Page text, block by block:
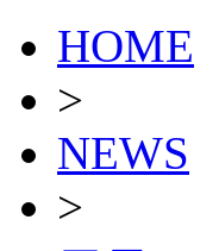
HOME
>
NEWS
>